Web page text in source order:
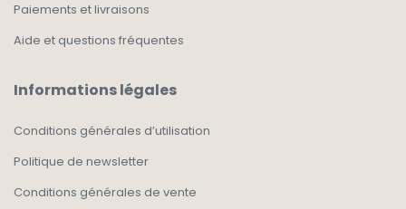
Paiements et livraisons
Aide et questions fréquentes
Informations légales
Conditions générales d’utilisation
Politique de newsletter
Conditions générales de vente